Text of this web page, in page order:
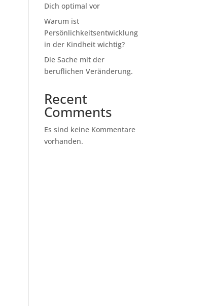
Dich optimal vor
Warum ist
Persönlichkeitsentwicklung
in der Kindheit wichtig?
Die Sache mit der
beruflichen Veränderung.
Recent
Comments
Es sind keine Kommentare
vorhanden.